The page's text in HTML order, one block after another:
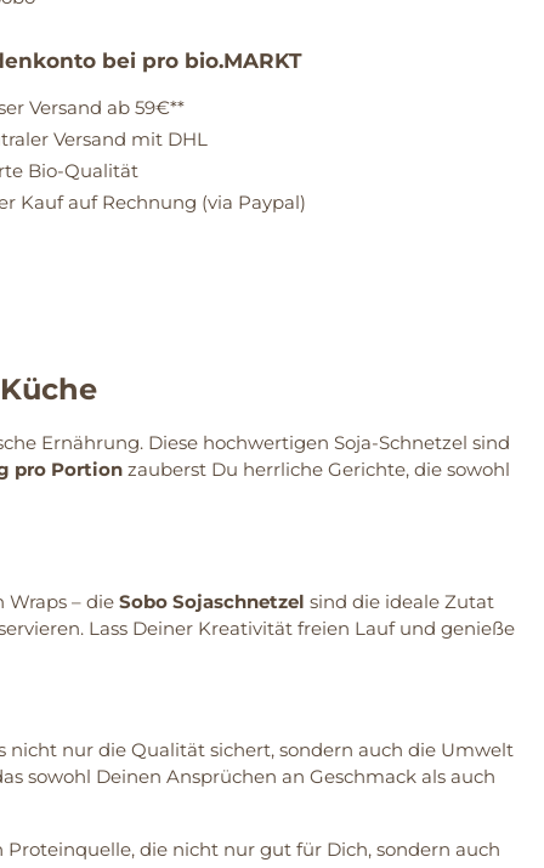
bei pro bio.MARKT
Versand ab 59€**
Versand mit DHL
Bio-Qualität
Kauf auf Rechnung (via Paypal)
Ernährung. Diese hochwertigen Soja-Schnetzel sind
pro Portion zauberst Du herrliche Gerichte, die sowohl
Wraps – die Sobo Sojaschnetzel sind die ideale Zutat
Lass Deiner Kreativität freien Lauf und genieße
nur die Qualität sichert, sondern auch die Umwelt
sowohl Deinen Ansprüchen an Geschmack als auch
die nicht nur gut für Dich, sondern auch